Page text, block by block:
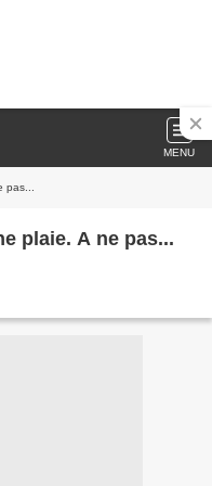
MENU
plaie. A ne pas...